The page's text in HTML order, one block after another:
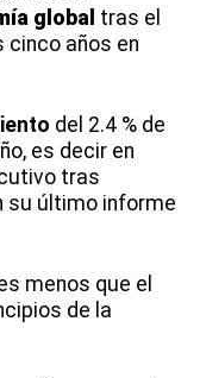
global tras el
cinco años en
del 2.4 % de
es decir en
tras
su último informe
menos que el
de la